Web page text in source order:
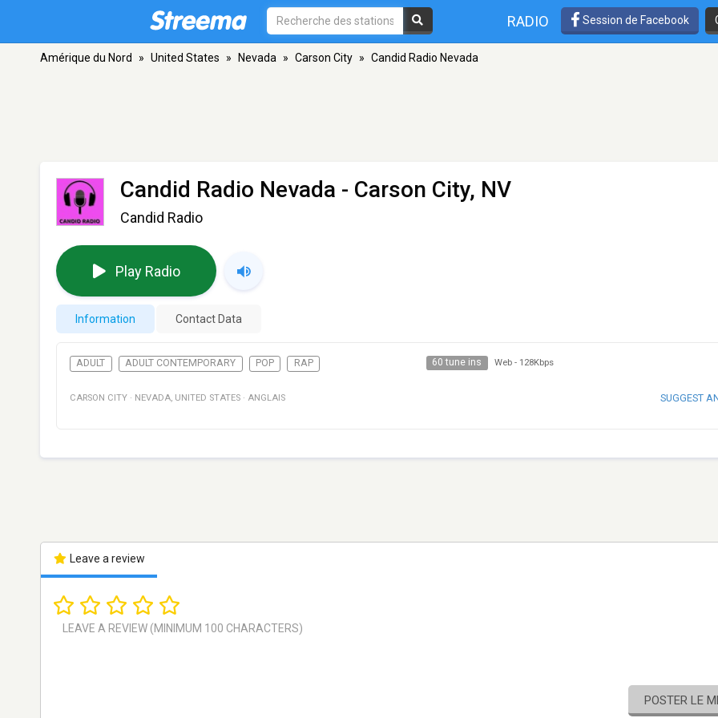
RADIO Session de Facebook
Amérique du Nord » United States » Nevada » Carson City » Candid Radio Nevada
Candid Radio Nevada - Carson City, NV
Candid Radio
Play Radio
Information Contact Data
ADULT ADULT CONTEMPORARY POP RAP 60 tune ins Web - 128Kbps
CARSON CITY · NEVADA, UNITED STATES · ANGLAIS SUGGEST
Leave a review
POSTER LE